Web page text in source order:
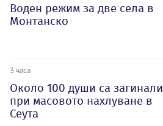
Воден режим за две села в
Монтанско
3 часа
Около 100 души са загинали
при масовото нахлуване в
Сеута